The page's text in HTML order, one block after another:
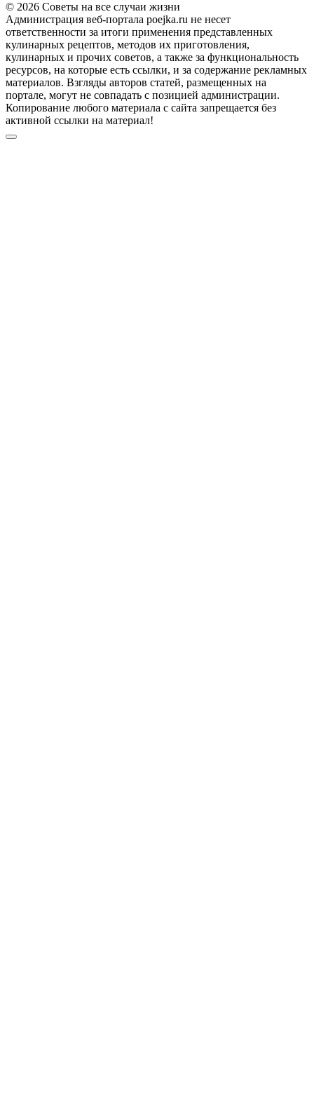
© 2026 Советы на все случаи жизни
Администрация веб-портала poejka.ru не несет
ответственности за итоги применения представленных
кулинарных рецептов, методов их приготовления,
кулинарных и прочих советов, а также за функциональность
ресурсов, на которые есть ссылки, и за содержание рекламных
материалов. Взгляды авторов статей, размещенных на
портале, могут не совпадать с позицией администрации.
Копирование любого материала с сайта запрещается без
активной ссылки на материал!